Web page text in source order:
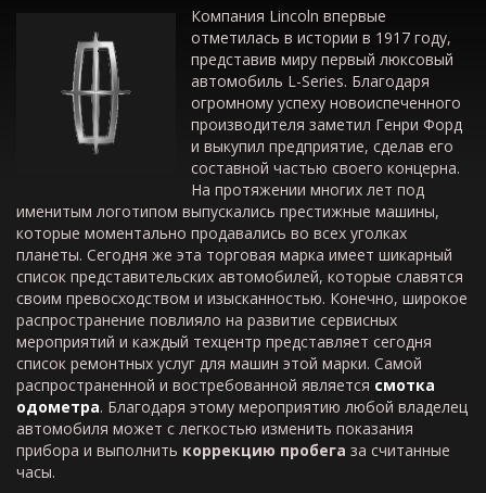
Компания Lincoln впервые
отметилась в истории в 1917 году,
представив миру первый люксовый
автомобиль L-Series. Благодаря
огромному успеху новоиспеченного
производителя заметил Генри Форд
и выкупил предприятие, сделав его
составной частью своего концерна.
На протяжении многих лет под
именитым логотипом выпускались престижные машины,
которые моментально продавались во всех уголках
планеты. Сегодня же эта торговая марка имеет шикарный
список представительских автомобилей, которые славятся
своим превосходством и изысканностью. Конечно, широкое
распространение повлияло на развитие сервисных
мероприятий и каждый техцентр представляет сегодня
список ремонтных услуг для машин этой марки. Самой
распространенной и востребованной является смотка
одометра. Благодаря этому мероприятию любой владелец
автомобиля может с легкостью изменить показания
прибора и выполнить коррекцию пробега за считанные
часы.